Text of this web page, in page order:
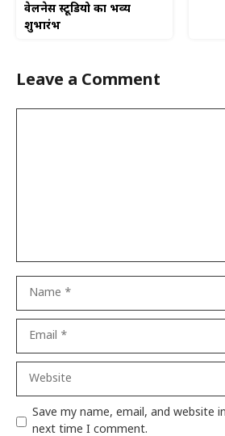
वेलनेस स्टूडियो का भव्य
शुभारंभ
Leave a Comment
Website
Save my name, email, and website
next time I comment.